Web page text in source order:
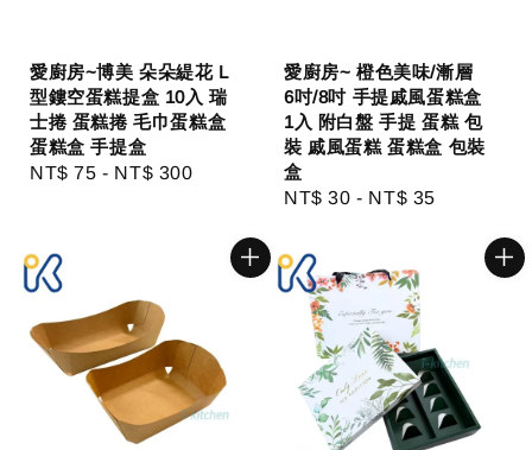
愛廚房~博美 朵朵緹花 L
型鏤空蛋糕提盒 10入 瑞
士捲 蛋糕捲 毛巾蛋糕盒
蛋糕盒 手提盒
Regular
NT$ 75 - NT$ 300
愛廚房~ 橙色美味/漸層
6吋/8吋 手提戚風蛋糕盒
1入 附白盤 手提 蛋糕 包
裝 戚風蛋糕 蛋糕盒 包裝
盒
Regular
NT$ 30 - NT$ 35